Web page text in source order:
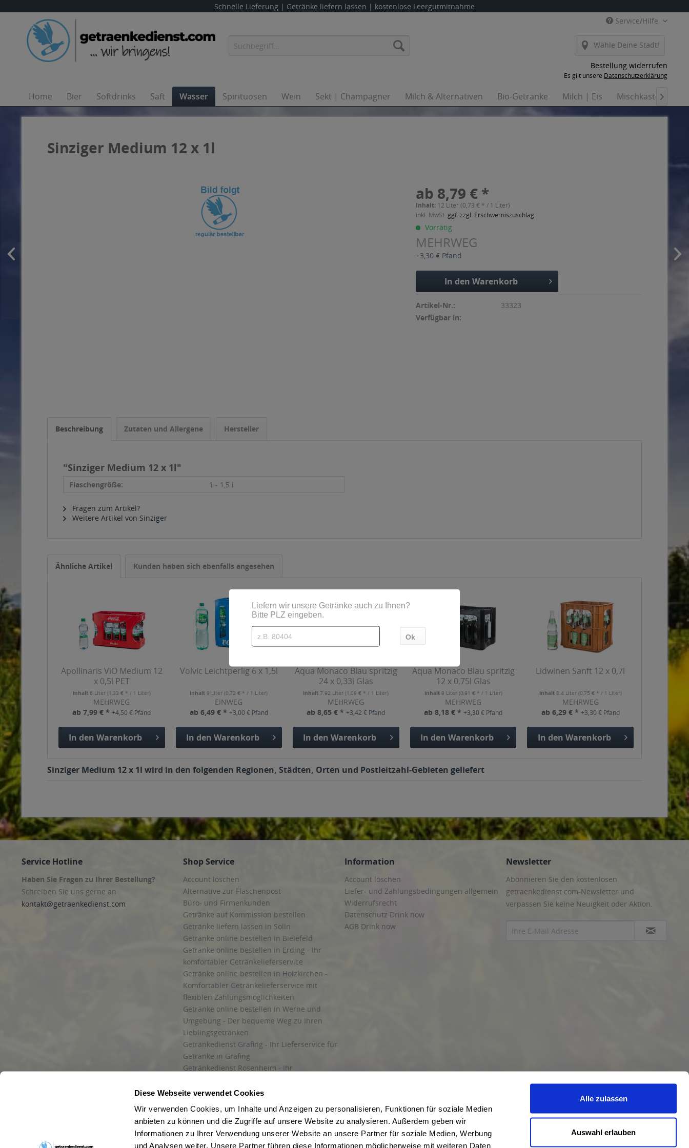
Diese Webseite verwendet Cookies
Wir verwenden Cookies, um Inhalte und Anzeigen zu personalisieren, Funktionen für soziale Medien
anbieten zu können und die Zugriffe auf unsere Website zu analysieren. Außerdem geben wir
Informationen zu Ihrer Verwendung unserer Website an unsere Partner für soziale Medien, Werbung
und Analysen weiter. Unsere Partner führen diese Informationen möglicherweise mit weiteren Daten
Alle zulassen
Auswahl erlauben
Schnelle Lieferung | Getränke liefern lassen | kostenlose Leergutmitnahme
Service/Hilfe
Wähle Deine Stadt!
Bestellung widerrufen
Es gilt unsere Datenschutzerklärung
Home Bier Softdrinks Saft Wasser Spirituosen Wein Sekt | Champagner Milch & Alternativen Bio-Getränke Milch | Eis Mischkästen

Sinziger Medium 12 x 1l
ab 8,79 € *
Inhalt: 12 Liter (0,73 € * / 1 Liter)
inkl. MwSt. ggf. zzgl. Erschwerniszuschlag
Vorrätig
MEHRWEG
+3,30 € Pfand
In den Warenkorb
Artikel-Nr.:
33323
Verfügbar in:
Beschreibung Zutaten und Allergene Hersteller
"Sinziger Medium 12 x 1l"
Flaschengröße: 1 - 1,5 l
Fragen zum Artikel?
Weitere Artikel von Sinziger
Ähnliche Artikel Kunden haben sich ebenfalls angesehen
Apollinaris ViO Medium 12
x 0,5l PET
Inhalt 6 Liter (1,33 € * / 1 Liter)
MEHRWEG
ab 7,99 € *+4,50 € Pfand
In den Warenkorb
Volvic Leichtperlig 6 x 1,5l
Inhalt9 Liter(0,72 € * / 1 Liter)
EINWEG
ab 6,49 € * +3,00 € Pfand
In den Warenkorb
Aqua Monaco Blau spritzig
24 x 0,33l Glas
Inhalt7.92 Liter(1,09 € * / 1 Liter)
MEHRWEG
ab 8,65 € *+3,42 € Pfand
In den Warenkorb
Aqua Monaco Blau spritzig
12 x 0,75l Glas
Inhalt 9 Liter (0,91 € * / 1 Liter)
MEHRWEG
ab 8,18 € *+3,30 € Pfand
In den Warenkorb
Lidwinen Sanft 12 x 0,7l
Inhalt 8.4 Liter (0,75 € * / 1 Liter)
MEHRWEG
ab 6,29 € * +3,30 € Pfand
In den Warenkorb
Sinziger Medium 12 x 1l wird in den folgenden Regionen, Städten, Orten und Postleitzahl-Gebieten geliefert
Service Hotline
Haben Sie Fragen zu Ihrer Bestellung?
Schreiben Sie uns gerne an
kontakt@getraenkedienst.com
Shop Service
Account löschen
Alternative zur Flaschenpost
Büro- und Firmenkunden
Getränke auf Kommission bestellen
Getränke liefern lassen in Solln
Getränke online bestellen in Bielefeld
Getränke online bestellen in Erding - Ihr
komfortabler Getränkelieferservice
Getränke online bestellen in Holzkirchen -
Komfortabler Getränkelieferservice mit
flexiblen Zahlungsmöglichkeiten
Getränke online bestellen in Werne und
Umgebung - Der bequeme Weg zu Ihren
Lieblingsgetränken
Getränkedienst Grafing - Ihr Lieferservice für
Getränke in Grafing
Getränkedienst Rosenheim - Ihr
und Umgebung
Liefergebiet
Lieferservice für Getränke
Wir liefern Getränke
Information
Account löschen
Liefer- und Zahlungsbedingungen allgemein
Widerrufsrecht
Datenschutz Drink now
AGB Drink now
Newsletter
Abonnieren Sie den kostenlosen
getraenkedienst.com-Newsletter und
verpassen Sie keine Neuigkeit oder Aktion.